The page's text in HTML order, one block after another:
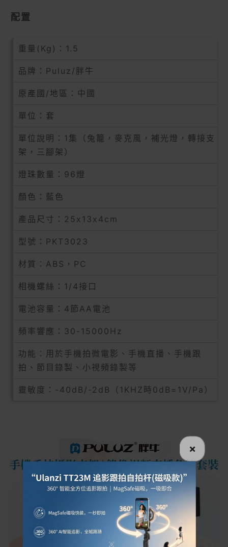
配置
重量(Kg)：1.5
品牌：Puluz/胖牛
原產國/地區：中國
單位：套
單位說明：1集（兔籠，麥克風，補光燈，轉接支
架，三腳架）
燈珠數量：96燈
顏色：藍色
產品尺寸：25x13x4cm
型號：PKT3023
材質：ABS，PC
相機螺絲：1/4接口
電池容量：4節AA電池
頻率響應：30-15000Hz
功能：用於手機拍微電影、手機直播、手機跟
拍、節目錄製、小視頻錄製等
靈敏度：-40dB/-2dB（1KHZ時0dB=1V/Pa）
×